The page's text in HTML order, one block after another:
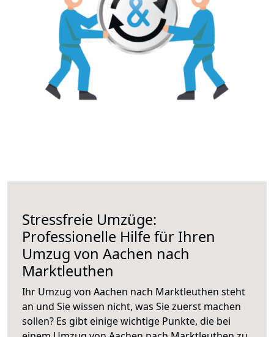
Stressfreie Umzüge:
Professionelle Hilfe für Ihren
Umzug von Aachen nach
Marktleuthen
Ihr Umzug von Aachen nach Marktleuthen steht
an und Sie wissen nicht, was Sie zuerst machen
sollen? Es gibt einige wichtige Punkte, die bei